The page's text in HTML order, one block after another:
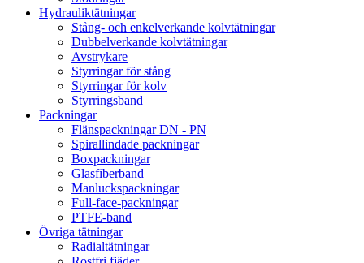
Hydrauliktätningar
Stång- och enkelverkande kolvtätningar
Dubbelverkande kolvtätningar
Avstrykare
Styrringar för stång
Styrringar för kolv
Styrringsband
Packningar
Flänspackningar DN - PN
Spirallindade packningar
Boxpackningar
Glasfiberband
Manluckspackningar
Full-face-packningar
PTFE-band
Övriga tätningar
Radialtätningar